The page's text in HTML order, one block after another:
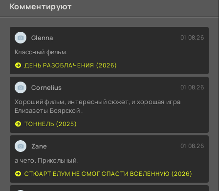
Комментируют
Glenna 01.08.26
Классный фильм.
ДЕНЬ РАЗОБЛАЧЕНИЯ (2026)
Cornelius 01.08.26
Хороший фильм, интересный сюжет, и хорошая игра
Елизаветы Боярской .
ТОННЕЛЬ (2025)
Zane 01.08.26
а чего. Прикольный.
СТЮАРТ БЛУМ НЕ СМОГ СПАСТИ ВСЕЛЕННУЮ (2026)